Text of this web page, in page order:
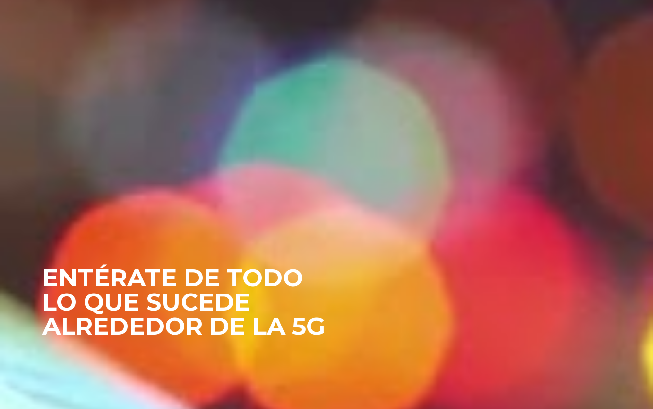
ENTÉRATE DE TODO
LO QUE SUCEDE
ALREDEDOR DE LA 5G